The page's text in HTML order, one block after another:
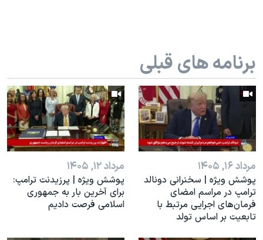
برنامه های قبلی
مرداد ۱۶, ۱۴۰۵
پوشش ویژه | سخنرانی دونالد
ترامپ در مراسم امضای
فرمان‌های اجرایی مرتبط با
تابعیت بر اساس تولد
مرداد ۱۲, ۱۴۰۵
پوشش ویژه | پرزیدنت ترامپ:
برای آخرین بار به جمهوری
اسلامی فرصت دادیم